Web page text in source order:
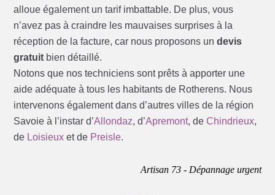
alloue également un tarif imbattable. De plus, vous
n’avez pas à craindre les mauvaises surprises à la
réception de la facture, car nous proposons undevis
gratuit bien détaillé.
Notons que nos techniciens sont prêts à apporter une
aide adéquate à tous les habitants de Rotherens. Nous
intervenons également dans d’autres villes de la région
Savoie à l’instar d’Allondaz, d’Apremont, deChindrieux,
de Loisieux et de Preisle.
Artisan 73 - Dépannage urgent